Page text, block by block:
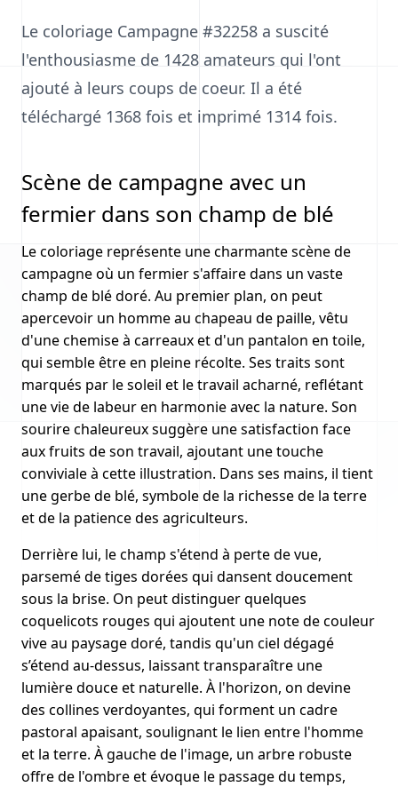
Le coloriage Campagne #32258 a suscité
l'enthousiasme de 1428 amateurs qui l'ont
ajouté à leurs coups de coeur. Il a été
téléchargé 1368 fois et imprimé 1314 fois.
Scène de campagne avec un
fermier dans son champ de blé
Le coloriage représente une charmante scène de
campagne où un fermier s'affaire dans un vaste
champ de blé doré. Au premier plan, on peut
apercevoir un homme au chapeau de paille, vêtu
d'une chemise à carreaux et d'un pantalon en toile,
qui semble être en pleine récolte. Ses traits sont
marqués par le soleil et le travail acharné, reflétant
une vie de labeur en harmonie avec la nature. Son
sourire chaleureux suggère une satisfaction face
aux fruits de son travail, ajoutant une touche
conviviale à cette illustration. Dans ses mains, il tient
une gerbe de blé, symbole de la richesse de la terre
et de la patience des agriculteurs.
Derrière lui, le champ s'étend à perte de vue,
parsemé de tiges dorées qui dansent doucement
sous la brise. On peut distinguer quelques
coquelicots rouges qui ajoutent une note de couleur
vive au paysage doré, tandis qu'un ciel dégagé
s’étend au-dessus, laissant transparaître une
lumière douce et naturelle. À l'horizon, on devine
des collines verdoyantes, qui forment un cadre
pastoral apaisant, soulignant le lien entre l'homme
et la terre. À gauche de l'image, un arbre robuste
offre de l'ombre et évoque le passage du temps,